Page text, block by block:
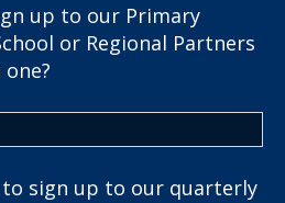
up to our Primary
or Regional Partners
sign up to our quarterly